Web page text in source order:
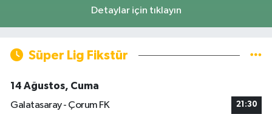
Detaylar için tıklayın
Süper Lig Fikstür
14 Ağustos, Cuma
Galatasaray - Çorum FK
21:30